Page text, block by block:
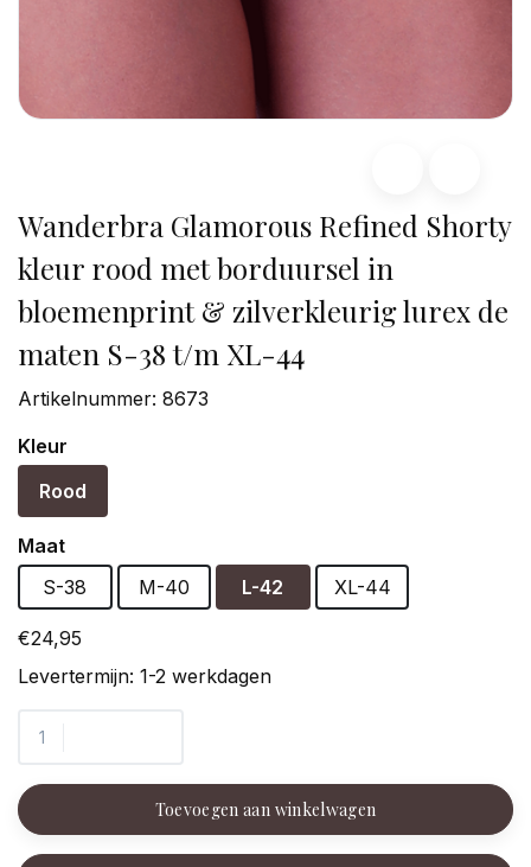
Wanderbra Glamorous Refined Shorty
kleur rood met borduursel in
bloemenprint & zilverkleurig lurex de
maten S-38 t/m XL-44
Artikelnummer: 8673
Kleur
Rood
Maat
S-38
M-40 L-42 XL-44
€24,95
Levertermijn: 1-2 werkdagen
Toevoegen aan winkelwagen